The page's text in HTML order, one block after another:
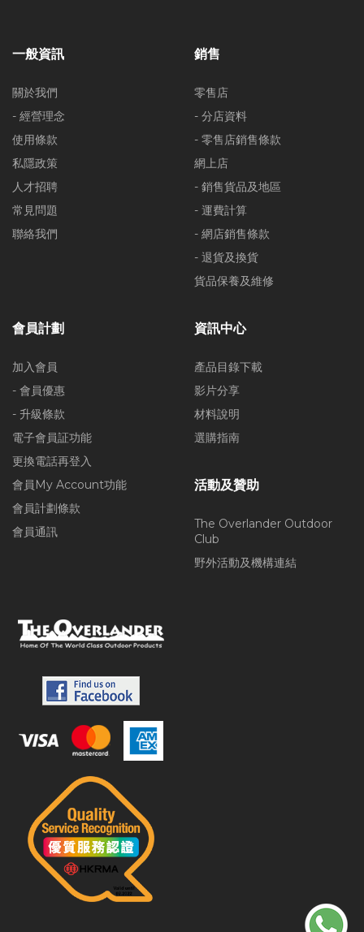
一般資訊
關於我們
- 經營理念
使用條款
私隱政策
人才招聘
常見問題
聯絡我們
銷售
零售店
- 分店資料
- 零售店銷售條款
網上店
- 銷售貨品及地區
- 運費計算
- 網店銷售條款
- 退貨及換貨
貨品保養及維修
會員計劃
加入會員
- 會員優惠
- 升級條款
電子會員証功能
更換電話再登入
會員My Account功能
會員計劃條款
會員通訊
資訊中心
產品目錄下載
影片分享
材料說明
選購指南
活動及贊助
The Overlander Outdoor
Club
野外活動及機構連結